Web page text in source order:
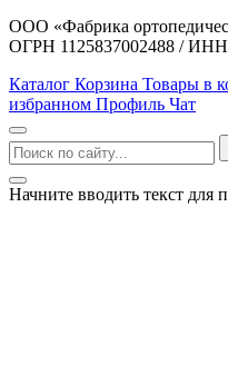
ООО «Фабрика
ОГРН 1125837002488 / ИНН
Каталог Корзина Товары в
избранном Профиль Чат
Начните вводить текст для